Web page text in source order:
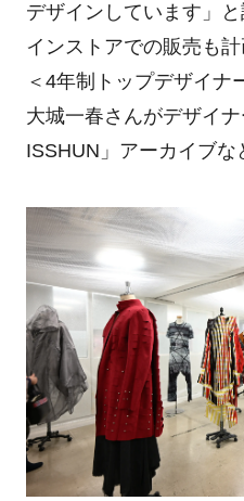
デザインしています」
インストアでの販売も計
＜4年制トップデザイナ
大城一春さんがデザイ
ISSHUN」アーカイブな